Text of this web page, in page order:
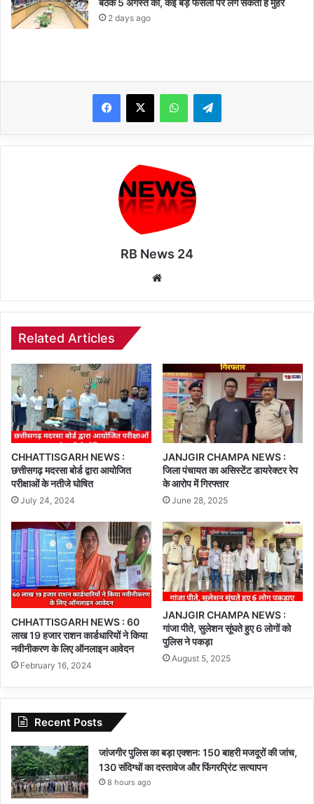
बैठक 5 अगस्त को, कई बड़े फैसलों पर लग सकती है मुहर
2 days ago
WhatsAppTelegram
RB News 24
Related Articles
CHHATTISGARH NEWS :
छत्तीसगढ़ मदरसा बोर्ड द्वारा आयोजित
परीक्षाओं के नतीजे घोषित
July 24, 2024
JANJGIR CHAMPA NEWS :
जिला पंचायत का असिस्टेंट डायरेक्टर रेप
के आरोप में गिरफ्तार
June 28, 2025
CHHATTISGARH NEWS : 60
लाख 19 हजार राशन कार्डधारियों ने किया
नवीनीकरण के लिए ऑनलाइन आवेदन
February 16, 2024
JANJGIR CHAMPA NEWS :
गांजा पीते, सुलेशन सूंघते हुए 6 लोगों को
पुलिस ने पकड़ा
August 5, 2025
Recent Posts
जांजगीर पुलिस का बड़ा एक्शन: 150 बाहरी मजदूरों की जांच,
130 संदिग्धों का दस्तावेज और फिंगरप्रिंट सत्यापन
8 hours ago